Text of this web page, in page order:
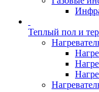
Теплый пол и